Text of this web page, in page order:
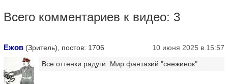
Всего комментариев к видео: 3
Ежов (Зритель), постов: 1706 10 июня 2025 в 15:57
Все оттенки радуги. Мир фантазий "снежинок"...